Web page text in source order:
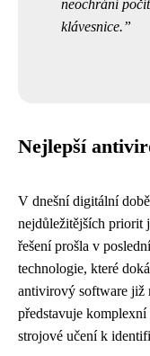
neochrání
klávesnice.
Nejlepší
V dnešní digitální
nejdůležitějších priorit
řešení prošla v
technologie, které
antivirový software již
představuje
strojové učení k